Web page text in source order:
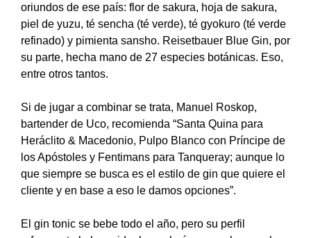
oriundos de ese país: flor de sakura, hoja de sakura,
piel de yuzu, té sencha (té verde), té gyokuro (té verde
refinado) y pimienta sansho. Reisetbauer Blue Gin, por
su parte, hecha mano de 27 especies botánicas. Eso,
entre otros tantos.
Si de jugar a combinar se trata, Manuel Roskop,
bartender de Uco, recomienda “Santa Quina para
Heráclito & Macedonio, Pulpo Blanco con Príncipe de
los Apóstoles y Fentimans para Tanqueray; aunque lo
que siempre se busca es el estilo de gin que quiere el
cliente y en base a eso le damos opciones”.
El gin tonic se bebe todo el año, pero su perfil